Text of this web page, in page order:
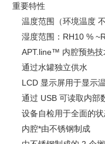
重要特性
温度范围（环境温度
湿度范围：RH10 %
APT.line™ 内腔预热技
通过水罐独立供水
LCD 显示屏用于显示
通过 USB 可读取内部
设备自检用于全面的
内腔*由不锈钢制成